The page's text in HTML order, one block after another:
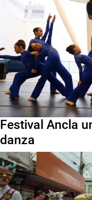
Festival Ancla
danza